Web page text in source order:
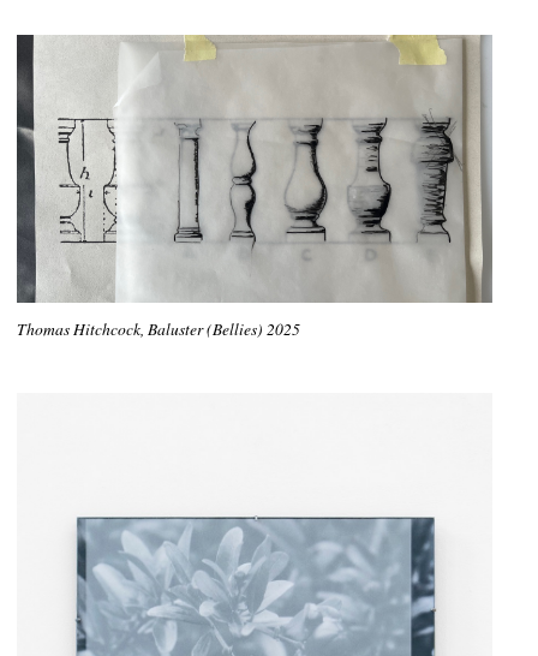
Thomas Hitchcock, Baluster (Bellies) 2025